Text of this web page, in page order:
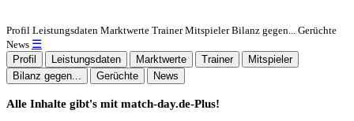
Profil Leistungsdaten Marktwerte Trainer Mitspieler Bilanz gegen... Gerüchte
News ☰
Profil Leistungsdaten Marktwerte Trainer
Mitspieler
Bilanz gegen...
Gerüchte News
Alle Inhalte gibt's mit match-day.de-Plus!